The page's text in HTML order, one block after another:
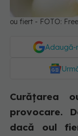
ou fiert - FOTO:
Adaugă-
Curățarea
provocare.
dacă oul